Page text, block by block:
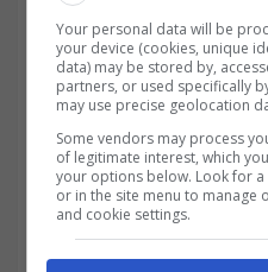
Your personal data will be
your device (cookies, unique
data) may be stored by,
partners, or used specifically
may use precise geolocation
Some vendors may process
of legitimate interest, which
your options below. Look for
or in the site menu to manage
and cookie settings.